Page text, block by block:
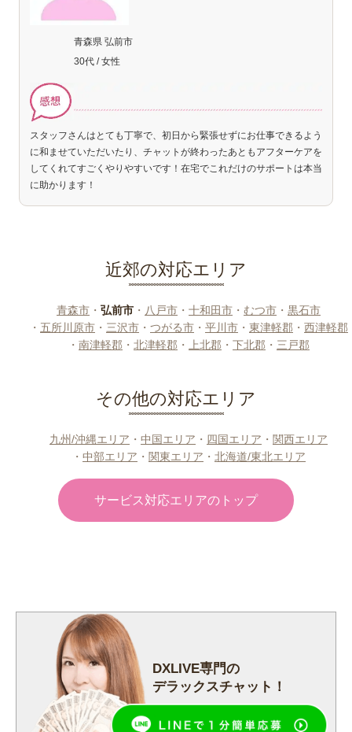
青森県 弘前市
30代 / 女性
スタッフさんはとても丁寧で、初日から緊張せずにお仕事できるよう
に和ませていただいたり、チャットが終わったあともアフターケアを
してくれてすごくやりやすいです！在宅でこれだけのサポートは本当
に助かります！
近郊の対応エリア
青森市 ・ 弘前市 ・ 八戸市 ・ 十和田市 ・ むつ市 ・ 黒石市
・ 五所川原市 ・ 三沢市 ・ つがる市 ・ 平川市 ・ 東津軽郡 ・ 西津軽郡
・ 南津軽郡 ・ 北津軽郡 ・ 上北郡 ・ 下北郡 ・ 三戸郡
その他の対応エリア
九州/沖縄エリア ・ 中国エリア ・ 四国エリア ・ 関西エリア
・ 中部エリア ・ 関東エリア ・ 北海道/東北エリア
サービス対応エリアのトップ
DXLIVE専門の
デラックスチャット！